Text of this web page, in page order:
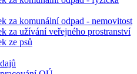
za komunální odpad - nemovitost
za užívání veřejného prostranství
ze psů